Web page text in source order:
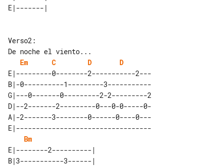
De noche el viento...
Em
C D
D
E|---------0--------2-----------2---
B|-0----------1---------3-----------
G|---0-------0---------2-2---------2
D|--2-------2---------0---0-0-----0-
A|-2-------3--------0------0----0---
E|----------------------------------
Bm
E|--------2----------|
B|3-----------3------|